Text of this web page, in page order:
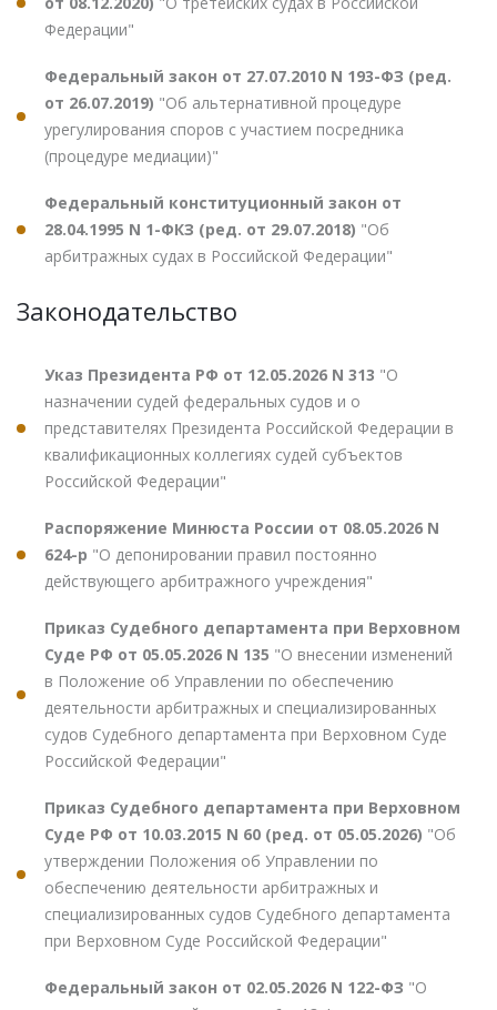
Федерации"
Федеральный закон от 27.07.2010 N 193-ФЗ (ред.
от 26.07.2019) "Об альтернативной процедуре
урегулирования споров с участием посредника
(процедуре медиации)"
Федеральный конституционный закон от
28.04.1995 N 1-ФКЗ (ред. от 29.07.2018) "Об
арбитражных судах в Российской Федерации"
Законодательство
Указ Президента РФ от 12.05.2026 N 313 "О
назначении судей федеральных судов и о
представителях Президента Российской Федерации в
квалификационных коллегиях судей субъектов
Российской Федерации"
Распоряжение Минюста России от 08.05.2026 N
624-р "О депонировании правил постоянно
действующего арбитражного учреждения"
Приказ Судебного департамента при Верховном
Суде РФ от 05.05.2026 N 135 "О внесении изменений
в Положение об Управлении по обеспечению
деятельности арбитражных и специализированных
судов Судебного департамента при Верховном Суде
Российской Федерации"
Приказ Судебного департамента при Верховном
Суде РФ от 10.03.2015 N 60 (ред. от 05.05.2026) "Об
утверждении Положения об Управлении по
обеспечению деятельности арбитражных и
специализированных судов Судебного департамента
при Верховном Суде Российской Федерации"
Федеральный закон от 02.05.2026 N 122-ФЗ "О